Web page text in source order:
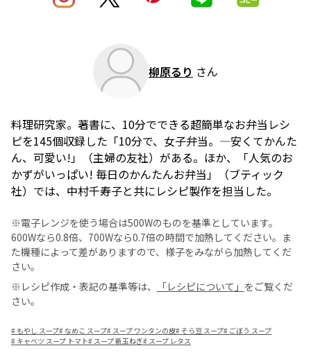
柳原るり さん
料理研究家。著書に、10分でできる超簡単なお弁当レシ
ピを145個収録した「10分で、女子弁当。―安くてかんた
ん、可愛い!」（主婦の友社）がある。ほか、「人気のお
かずがいっぱい! 毎日のかんたんお弁当」（ブティック
社）では、中村千寿子と共にレシピ製作を担当した。
※電子レンジを使う場合は500Wのものを基準としています。
600Wなら0.8倍、700Wなら0.7倍の時間で加熱してください。ま
た機種によって差がありますので、様子をみながら加熱してくだ
さい。
※レシピ作成・表記の基準等は、
「レシピについて」 をご覧くだ
さい。
# もやし スープ# なめこ スープ# スープ ワンタンの皮#そら豆 スープ# ごぼう スープ
# キャベツ スープ トマト# スープ 新玉ねぎ# スープ レタス